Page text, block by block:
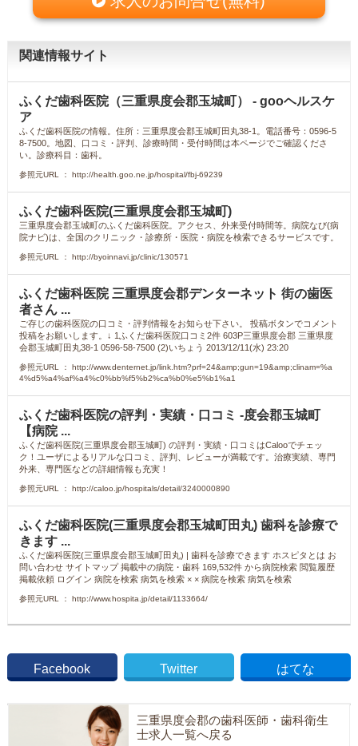
関連情報サイト
ふくだ歯科医院（三重県度会郡玉城町） - gooヘルスケ
ア
ふくだ歯科医院の情報。住所：三重県度会郡玉城町田丸38-1。電話番号：0596-5
8-7500。地図、口コミ・評判、診療時間・受付時間は本ページでご確認くださ
い。診療科目：歯科。
参照元URL ： http://health.goo.ne.jp/hospital/fbj-69239
ふくだ歯科医院(三重県度会郡玉城町)
三重県度会郡玉城町のふくだ歯科医院。アクセス、外来受付時間等。病院なび(病
院ナビ)は、全国のクリニック・診療所・医院・病院を検索できるサービスです。
参照元URL ： http://byoinnavi.jp/clinic/130571
ふくだ歯科医院 三重県度会郡デンターネット 街の歯医
者さん ...
ご存じの歯科医院の口コミ・評判情報をお知らせ下さい。 投稿ボタンでコメント
投稿をお願いします。↓ 1ふくだ歯科医院口コミ2件 603P三重県度会郡 三重県度
会郡玉城町田丸38-1 0596-58-7500 (2)いちょう 2013/12/11(水) 23:20
参照元URL ： http://www.denternet.jp/link.htm?prf=24&amp;gun=19&amp;clinam=%a
4%d5%a4%af%a4%c0%bb%f5%b2%ca%b0%e5%b1%a1
ふくだ歯科医院の評判・実績・口コミ -度会郡玉城町
【病院 ...
ふくだ歯科医院(三重県度会郡玉城町) の評判・実績・口コミはCalooでチェッ
ク！ユーザによるリアルな口コミ、評判、レビューが満載です。治療実績、専門
外来、専門医などの詳細情報も充実！
参照元URL ： http://caloo.jp/hospitals/detail/3240000890
ふくだ歯科医院(三重県度会郡玉城町田丸) 歯科を診療で
きます ...
ふくだ歯科医院(三重県度会郡玉城町田丸) | 歯科を診療できます ホスピタとは お
問い合わせ サイトマップ 掲載中の病院・歯科 169,532件 から病院検索 閲覧履歴
掲載依頼 ログイン 病院を検索 病気を検索 × × 病院を検索 病気を検索
参照元URL ： http://www.hospita.jp/detail/1133664/
Facebook Twitter はてな
三重県度会郡の歯科医師・歯科衛生
士求人一覧へ戻る